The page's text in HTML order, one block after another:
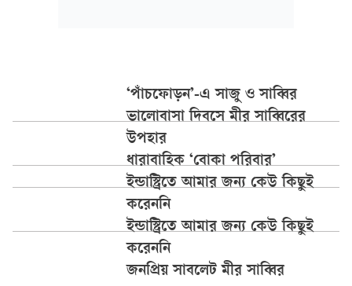
‘পাঁচফোড়ন’-এ সাজু ও সাব্বির
ভালোবাসা দিবসে মীর সাব্বিরের
উপহার
ধারাবাহিক ‘বোকা পরিবার’
ইন্ডাস্ট্রিতে আমার জন্য কেউ কিছুই
করেননি
ইন্ডাস্ট্রিতে আমার জন্য কেউ কিছুই
করেননি
জনপ্রিয় সাবলেট মীর সাব্বির